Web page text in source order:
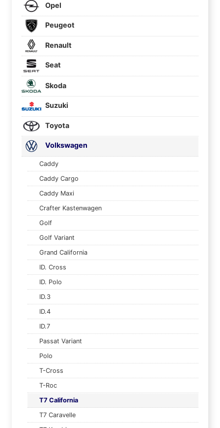
Opel
Peugeot
Renault
Seat
Skoda
Suzuki
Toyota
Volkswagen
Caddy
Caddy Cargo
Caddy Maxi
Crafter Kastenwagen
Golf
Golf Variant
Grand California
ID. Cross
ID. Polo
ID.3
ID.4
ID.7
Passat Variant
Polo
T-Cross
T-Roc
T7 California
T7 Caravelle